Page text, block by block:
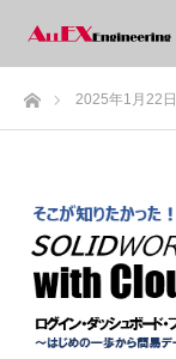
ホーム2025年1月22